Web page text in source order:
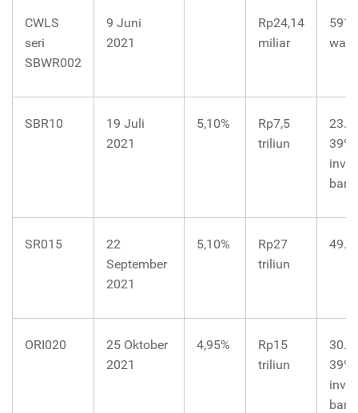
CWLS
seri
SBWR002
9 Juni
2021
Rp24,14
miliar
591
SBR10
19 Juli
2021
5,10%
Rp7,5
triliun
39%
baru
SR015
22
September
2021
5,10%
Rp27
triliun
ORI020
25 Oktober
2021
4,95%
Rp15
triliun
39%
baru